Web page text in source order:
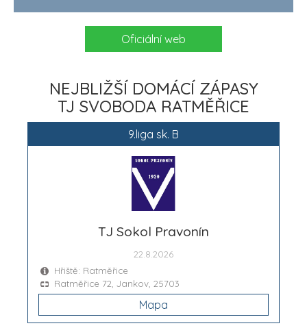
Oficiální web
NEJBLIŽŠÍ DOMÁCÍ ZÁPASY
TJ SVOBODA RATMĚŘICE
9.liga sk. B
TJ Sokol Pravonín
22.8.2026
Hřiště: Ratměřice
Ratměřice 72, Jankov, 25703
Mapa